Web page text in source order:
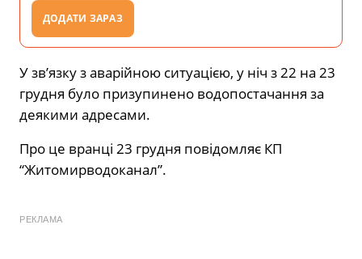
ДОДАТИ ЗАРАЗ
У зв’язку з аварійною ситуацією, у ніч з 22 на 23
грудня було призупинено водопостачання за
деякими адресами.
Про це вранці 23 грудня повідомляє КП
“Житомирводоканал”.
РЕКЛАМА